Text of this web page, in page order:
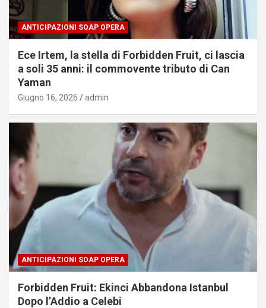
ANTICIPAZIONI SOAP OPERA
Ece Irtem, la stella di Forbidden Fruit, ci lascia
a soli 35 anni: il commovente tributo di Can
Yaman
Giugno 16, 2026 admin
ANTICIPAZIONI SOAP OPERA
Forbidden Fruit: Ekinci Abbandona Istanbul
Dopo l’Addio a Celebi